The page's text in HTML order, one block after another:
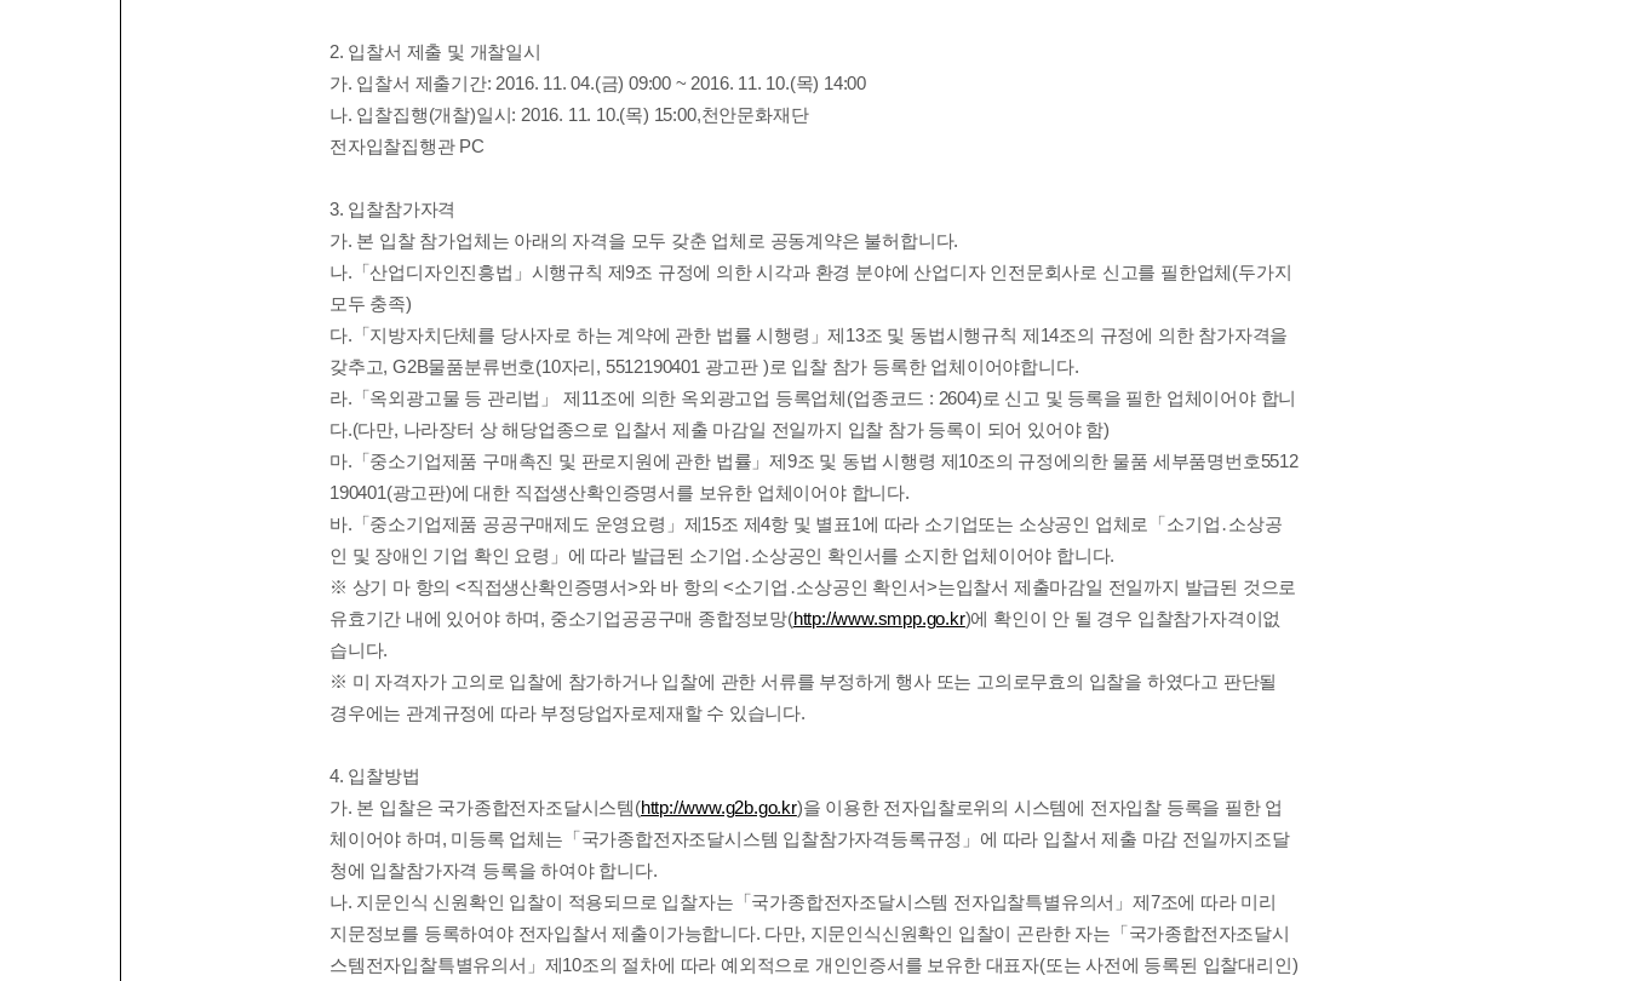
2. 입찰서 제출 및 개찰일시
가. 입찰서 제출기간: 2016. 11. 04.(금) 09:00 ~ 2016. 11. 10.(목) 14:00
나. 입찰집행(개찰)일시 : 2016. 11. 10.(목) 15:00,천안문화재단
전자입찰집행관 PC
3. 입찰참가자격
가. 본 입찰 참가업체는 아래의 자격을 모두 갖춘 업체로 공동계약은 불허합니다.
나. 「산업디자인진흥법 」 시행규칙 제9조 규정에 의한시각과 환경 분야에 산업디자 인전문회사로 신고를 필한업체 (두가지
모두 충족)
다. 「 지방자치단체를 당사자로 하는 계약에 관한 법률 시행령 」제 13조 및 동법시행규칙 제 14조의 규정에 의한 참가자격을
갖추고,G2B물품분류번호(10자리 , 5512190401 광고판 )로 입찰 참가 등록한 업체 이어야합니다.
라. 「 옥외광고물 등 관리법 」 제 11 조에 의한 옥외광고업 등록업체 (업종코드 : 2604)로 신고 및 등록을 필한 업체이어야 합니
다.(다만, 나라장터 상 해당업종으로 입찰서 제출 마감일 전일까지 입찰 참가 등록이 되어 있어야 함)
마. 「 중소기업제품 구매촉진 및 판로지원에 관한 법률 」제9조 및 동법 시행령 제 10조의 규정에 의한 물품 세부품명번호5512
190401(광고판)에 대한 직접생산확인증명서 를 보유한 업체이어야 합니다.
바. 「 중소기업제품 공공구매제도 운영요령 」 제 15조 제4항 및 별표1 에 따라 소기업또는 소상공인 업체로 「 소기업 ․소상공
인 및 장애인 기업 확인 요령 」 에 따라 발급된 소기업 ․소상공인 확인서를 소지한 업체이어야 합니다.
※ 상기 마 항의<직접생산확인증명서>와 바 항의<소기업 ․소상공인 확인서>는입찰서 제출마감일 전일까지 발급된 것으로
유효기간 내에 있어야 하며 , 중소기업공공구매 종합정보망(http://www.smpp.go.kr)에 확인이 안 될 경우 입찰참가자격이 없
습니다.
※ 미 자격자가 고의로 입찰에 참가하거나 입찰에 관한 서류를 부정하게 행사 또는 고의로무효의 입찰을 하였다고 판단될
경우에는 관계규정에 따라 부정당업자로제재할 수 있습니다.
4. 입찰방법
가. 본 입찰은 국가종합전자조달시스템(http://www.g2b.go.kr)을 이용한 전자입찰로위의 시스템에 전자입찰 등록을 필한 업
체이어야 하며 , 미등록 업체는 「 국가종합전자조달시스템 입찰참가자격등록규정 」 에 따라 입찰서 제출 마감 전일까지 조달
청에 입찰참가자격 등록을 하여야 합니다.
나. 지문인식 신원확인 입찰이 적용되므로 입찰자는 「 국가종합전자조달시스템 전자입찰특별유의서 」제 7조에 따라 미리
지문정보를 등록하여야 전자입찰서 제출이 가능합니다. 다만, 지문인식신원확인 입찰이 곤란한 자는 「 국가종합전자조달시
스템전자입찰특별유의서 」 제 10조의 절차에 따라 예외적으로 개인인증서를 보유한 대표자(또는 사전에 등록된 입찰대리인 )